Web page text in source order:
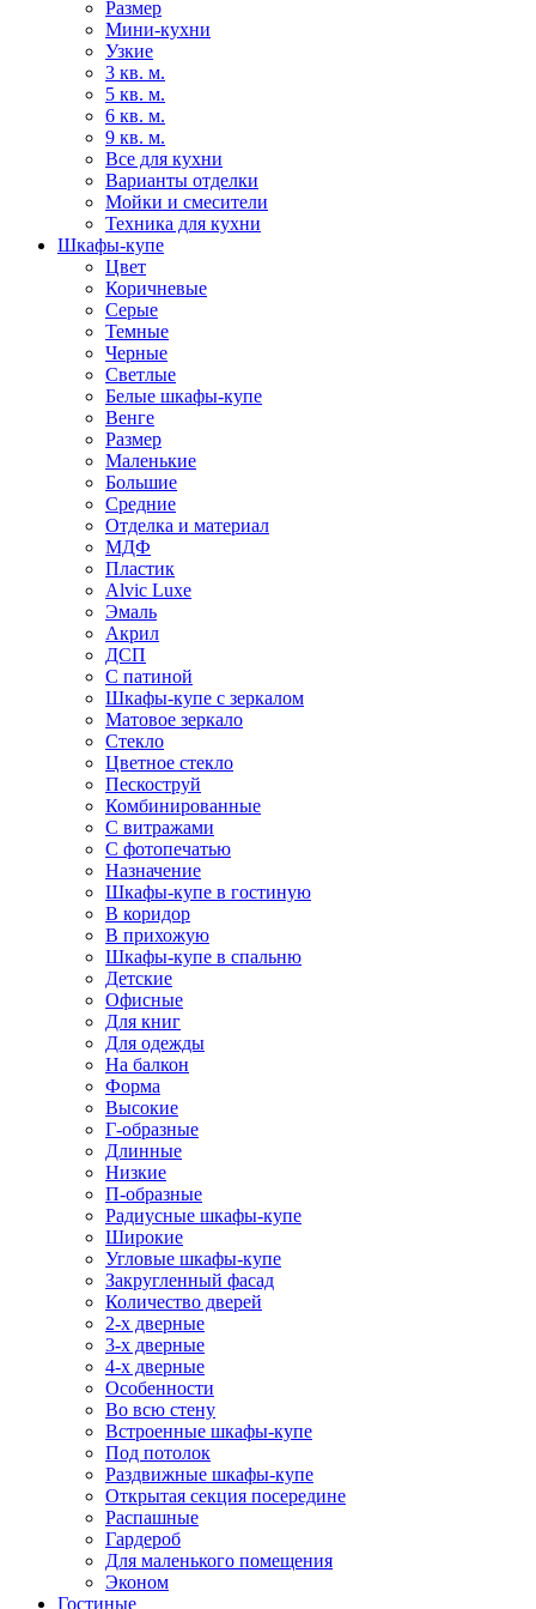
Размер
Мини-кухни
Узкие
3 кв. м.
5 кв. м.
6 кв. м.
9 кв. м.
Все для кухни
Варианты отделки
Мойки и смесители
Техника для кухни
Шкафы-купе
Цвет
Коричневые
Серые
Темные
Черные
Светлые
Белые шкафы-купе
Венге
Размер
Маленькие
Большие
Средние
Отделка и материал
МДФ
Пластик
Alvic Luxe
Эмаль
Акрил
ДСП
С патиной
Шкафы-купе с зеркалом
Матовое зеркало
Стекло
Цветное стекло
Пескоструй
Комбинированные
С витражами
С фотопечатью
Назначение
Шкафы-купе в гостиную
В коридор
В прихожую
Шкафы-купе в спальню
Детские
Офисные
Для книг
Для одежды
На балкон
Форма
Высокие
Г-образные
Длинные
Низкие
П-образные
Радиусные шкафы-купе
Широкие
Угловые шкафы-купе
Закругленный фасад
Количество дверей
2-х дверные
3-х дверные
4-х дверные
Особенности
Во всю стену
Встроенные шкафы-купе
Под потолок
Раздвижные шкафы-купе
Открытая секция посередине
Распашные
Гардероб
Для маленького помещения
Эконом
Гостиные